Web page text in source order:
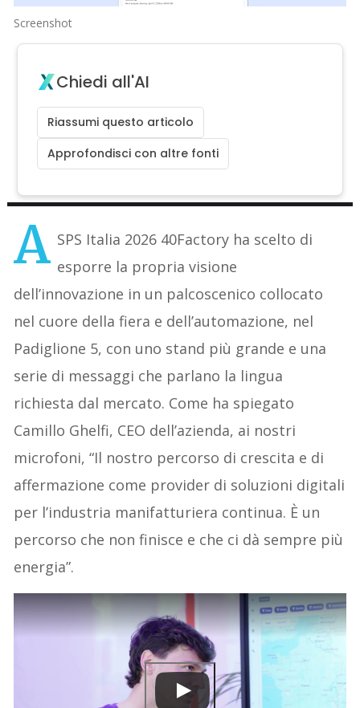
Screenshot
Chiedi all'AI
Riassumi questo articolo
Approfondisci con altre fonti
A SPS Italia 2026 40Factory ha scelto di
esporre la propria visione
dell’innovazione in un palcoscenico collocato
nel cuore della fiera e dell’automazione, nel
Padiglione 5, con uno stand più grande e una
serie di messaggi che parlano la lingua
richiesta dal mercato. Come ha spiegato
Camillo Ghelfi, CEO dell’azienda, ai nostri
microfoni, “Il nostro percorso di crescita e di
affermazione come provider di soluzioni digitali
per l’industria manifatturiera continua. È un
percorso che non finisce e che ci dà sempre più
energia”.